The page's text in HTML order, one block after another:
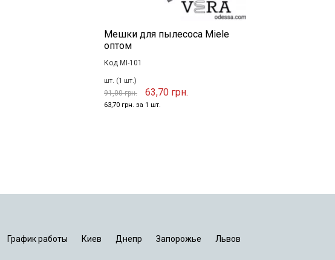
Мешки для пылесоса Miele
оптом
Код MI-101
шт. (1 шт.)
91,00 грн. 63,70 грн.
63,70 грн. за 1 шт.
График работы Киев Днепр Запорожье Львов